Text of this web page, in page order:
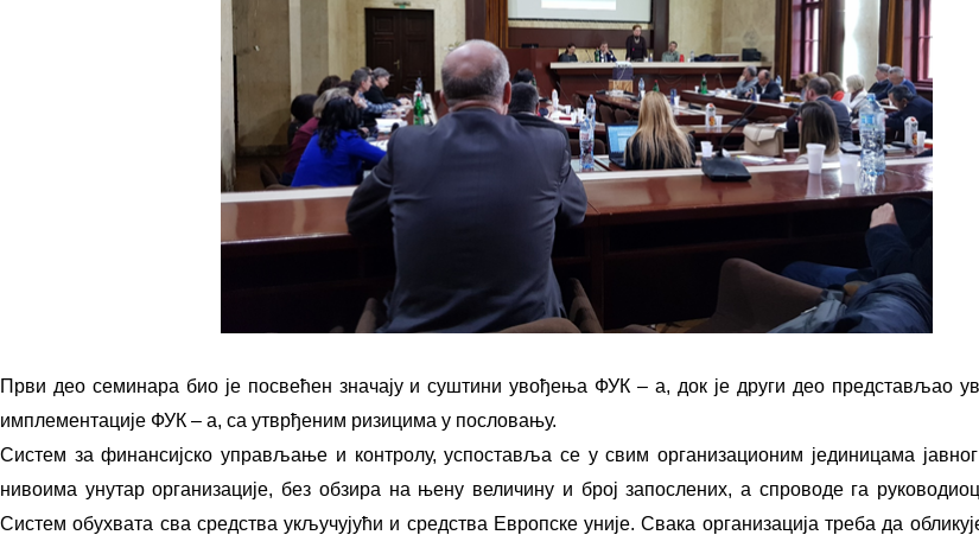
Први део семинара био је посвећен значају и суштини увођења ФУК – а, док је други део представљао
имплементације ФУК – а, са утврђеним ризицима у пословању.
Систем за финансијско управљање и контролу, успоставља се у свим организационим јединицама
нивоима унутар организације, без обзира на њену величину и број запослених, а спроводе га
Систем обухвата сва средства укључујући и средства Eвропске уније. Свака организација треба да